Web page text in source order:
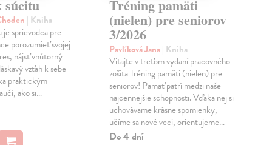
súcitu
| Kniha
je sprievodca pre
porozumieť svojej
nájsť vnútorný
vzťah k sebe
praktickým
ako si…
Tréning pamäti
(nielen) pre seniorov
3/2026
Pavlíková Jana| Kniha
Vitajte v treťom vydaní pracovného
zošita Tréning pamäti (nielen) pre
seniorov! Pamäť patrí medzi naše
najcennejšie schopnosti. Vďaka nej si
uchovávame krásne spomienky,
učíme sa nové veci, orientujeme…
Do 4 dní